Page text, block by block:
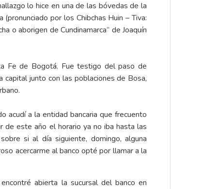
lo hice en una de las bóvedas de la
por los Chibchas Huin – Tiva:
o aborigen de Cundinamarca” de Joaquín
Fe de Bogotá. Fue testigo del paso de
junto con las poblaciones de Bosa,
acudí a la entidad bancaria que frecuento
de este año el horario ya no iba hasta las
si al día siguiente, domingo, alguna
acercarme al banco opté por llamar a la
abierta la sucursal del banco en